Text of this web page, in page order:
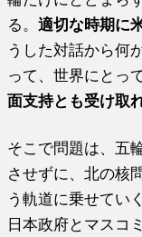
る。適切な時期に
うした対話から何
って、世界にとっ
面支持とも受け取
そこで問題は、五
させずに、北の核
う軌道に乗せてい
日本政府とマスコ